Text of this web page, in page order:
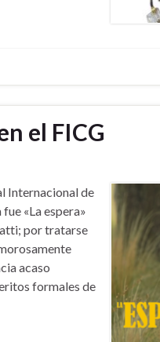
el FICG
Internacional de
«La espera»
por tratarse
acaso
formales de